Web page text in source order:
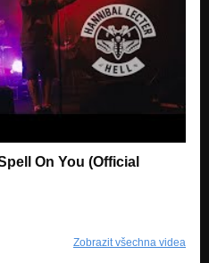
On You (Official
Zobrazit všechna videa